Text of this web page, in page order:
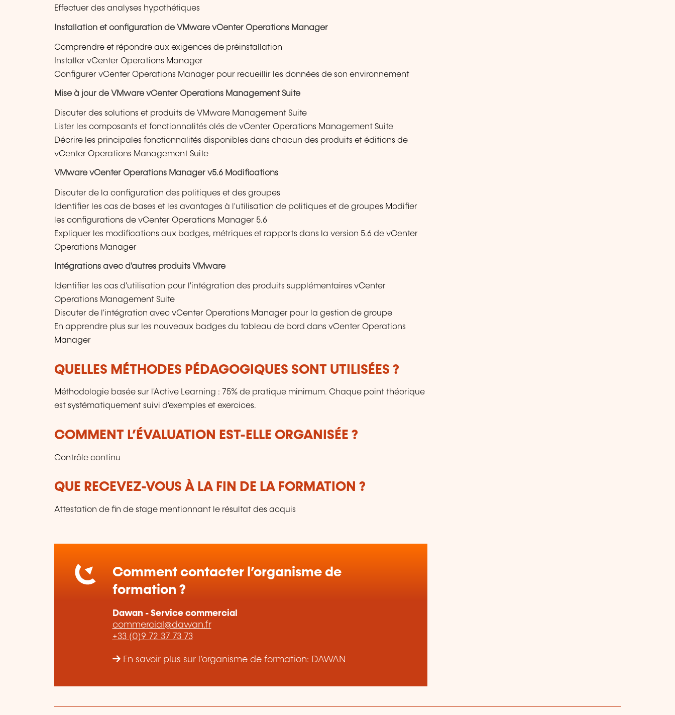
Effectuer des analyses hypothétiques
Installation et configuration de VMware vCenter Operations Manager
Comprendre et répondre aux exigences de préinstallation
Installer vCenter Operations Manager
Configurer vCenter Operations Manager pour recueillir les données de son environnement
Mise à jour de VMware vCenter Operations Management Suite
Discuter des solutions et produits de VMware Management Suite
Lister les composants et fonctionnalités clés de vCenter Operations Management Suite
Décrire les principales fonctionnalités disponibles dans chacun des produits et éditions de
vCenter Operations Management Suite
VMware vCenter Operations Manager v5.6 Modifications
Discuter de la configuration des politiques et des groupes
Identifier les cas de bases et les avantages à l'utilisation de politiques et de groupes Modifier
les configurations de vCenter Operations Manager 5.6
Expliquer les modifications aux badges, métriques et rapports dans la version 5.6 de vCenter
Operations Manager
Intégrations avec d'autres produits VMware
Identifier les cas d'utilisation pour l'intégration des produits supplémentaires vCenter
Operations Management Suite
Discuter de l'intégration avec vCenter Operations Manager pour la gestion de groupe
En apprendre plus sur les nouveaux badges du tableau de bord dans vCenter Operations
Manager
QUELLES MÉTHODES PÉDAGOGIQUES SONT UTILISÉES ?
Méthodologie basée sur l'Active Learning : 75% de pratique minimum. Chaque point théorique
est systématiquement suivi d'exemples et exercices.
COMMENT L’ÉVALUATION EST-ELLE ORGANISÉE ?
Contrôle continu
QUE RECEVEZ-VOUS À LA FIN DE LA FORMATION ?
Attestation de fin de stage mentionnant le résultat des acquis
Comment contacter l’organisme de
formation ?
Dawan - Service commercial
commercial@dawan.fr
+33 (0)9 72 37 73 73
En savoir plus sur l’organisme de formation: DAWAN